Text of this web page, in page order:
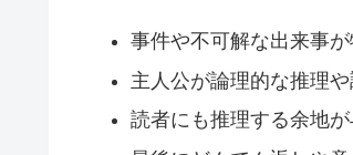
事件や不可解な出来事
主人公が論理的な推理
読者にも推理する余地